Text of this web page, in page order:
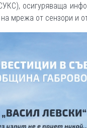
осигуряваща
на мрежа от сензори и